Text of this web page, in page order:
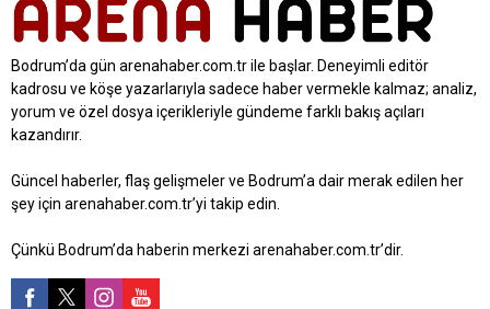
Bodrum’da gün arenahaber.com.tr ile başlar. Deneyimli editör
kadrosu ve köşe yazarlarıyla sadece haber vermekle kalmaz; analiz,
yorum ve özel dosya içerikleriyle gündeme farklı bakış açıları
kazandırır.
Güncel haberler, flaş gelişmeler ve Bodrum’a dair merak edilen her
şey için arenahaber.com.tr’yi takip edin.
Çünkü Bodrum’da haberin merkezi arenahaber.com.tr’dir.